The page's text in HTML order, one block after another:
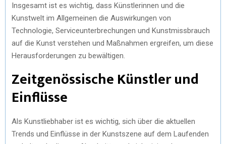
Insgesamt ist es wichtig, dass Künstlerinnen und die
Kunstwelt im Allgemeinen die Auswirkungen von
Technologie, Serviceunterbrechungen und Kunstmissbrauch
auf die Kunst verstehen und Maßnahmen ergreifen, um diese
Herausforderungen zu bewältigen.
Zeitgenössische Künstler und
Einflüsse
Als Kunstliebhaber ist es wichtig, sich über die aktuellen
Trends und Einflüsse in der Kunstszene auf dem Laufenden